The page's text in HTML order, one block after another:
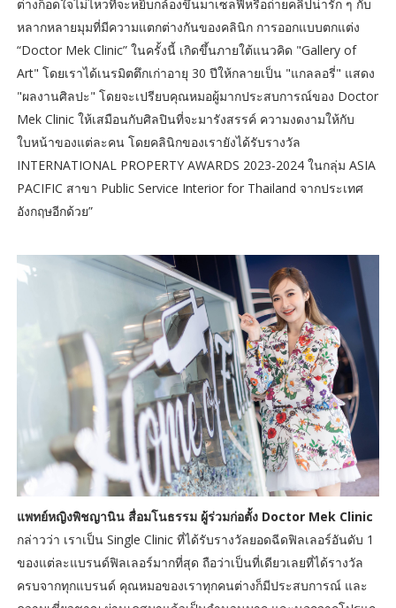
ต่างก็อดใจไม่ไหวที่จะหยิบกล้องขึ้นมาเซลฟี่หรือถ่ายคลิปน่ารัก ๆ กับ
หลากหลายมุมที่มีความแตกต่างกันของคลินิก การออกแบบตกแต่ง
“Doctor Mek Clinic” ในครั้งนี้ เกิดขึ้นภายใต้แนวคิด "Gallery of
Art" โดยเราได้เนรมิตตึกเก่าอายุ 30 ปีให้กลายเป็น "แกลลอรี่" แสดง
"ผลงานศิลปะ" โดยจะเปรียบคุณหมอผู้มากประสบการณ์ของ Doctor
Mek Clinic ให้เสมือนกับศิลปินที่จะมารังสรรค์ ความงดงามให้กับ
ใบหน้าของแต่ละคน โดยคลินิกของเรายังได้รับรางวัล
INTERNATIONAL PROPERTY AWARDS 2023-2024 ในกลุ่ม ASIA
PACIFIC สาขา Public Service Interior for Thailand จากประเทศ
อังกฤษอีกด้วย”
แพทย์หญิงพิชญานิน สื่อมโนธรรม ผู้ร่วมก่อตั้ง Doctor Mek Clinic
กล่าวว่า เราเป็น Single Clinic ที่ได้รับรางวัลยอดฉีดฟิลเลอร์อันดับ 1
ของแต่ละแบรนด์ฟิลเลอร์มากที่สุด ถือว่าเป็นที่เดียวเลยที่ได้รางวัล
ครบจากทุกแบรนด์ คุณหมอของเราทุกคนต่างก็มีประสบการณ์ และ